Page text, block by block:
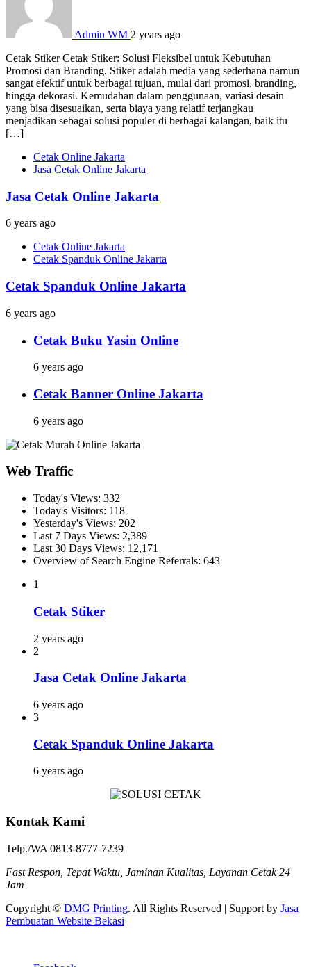
Admin WM 2 years ago
Cetak Stiker Cetak Stiker: Solusi Fleksibel untuk Kebutuhan
Promosi dan Branding. Stiker adalah media yang sederhana namun
sangat efektif untuk berbagai tujuan, mulai dari promosi, branding,
hingga dekorasi. Kemudahan dalam penggunaan, variasi desain
yang bisa disesuaikan, serta biaya yang relatif terjangkau
menjadikan sebagai solusi populer di berbagai kalangan, baik itu
[…]
Cetak Online Jakarta
Jasa Cetak Online Jakarta
Jasa Cetak Online Jakarta
6 years ago
Cetak Online Jakarta
Cetak Spanduk Online Jakarta
Cetak Spanduk Online Jakarta
6 years ago
Cetak Buku Yasin Online
6 years ago
Cetak Banner Online Jakarta
6 years ago
Web Traffic
Today's Views: 332
Today's Visitors: 118
Yesterday's Views: 202
Last 7 Days Views: 2,389
Last 30 Days Views: 12,171
Overview of Search Engine Referrals: 643
1
Cetak Stiker
2 years ago
2
Jasa Cetak Online Jakarta
6 years ago
3
Cetak Spanduk Online Jakarta
6 years ago
Kontak Kami
Telp./WA 0813-8777-7239
Fast Respon, Tepat Waktu, Jaminan Kualitas, Layanan Cetak 24
Jam
Copyright © DMG Printing. All Rights Reserved | Support by Jasa
Pembuatan Website Bekasi